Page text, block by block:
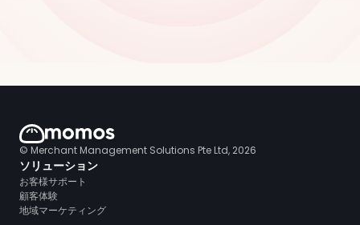
© Merchant Management Solutions Pte Ltd, 2026
ソリューション
お客様サポート
顧客体験
地域マーケティング